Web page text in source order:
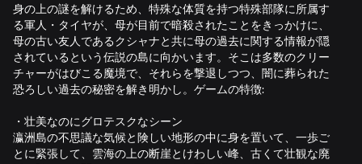
身の上の謎を解けるため、特殊な体質を持つ特殊部隊に所属す
る軍人・タイヤが、母が目前で暗殺されたことをきっかけに、
母の古い友人であるクシャナと共に母の過去に関する情報が隠
されているという伝説の島に向かいます。そこは多数のクリー
チャーがはびこる魔境で、それらを撃退しつつ、闇に葬られた
恐ろしい過去の秘密を解き明かし。ゲームの特徴:
・壮美なのにグロテスクなシーン
瀛洲島の不思議な気候と険しい地形の中に身を置いて、一歩ご
とに緊張して、雲海の上の断崖とけわしい峰、古くて壮観な廃